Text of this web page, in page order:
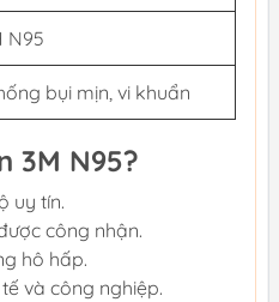
N95
bụi mịn, vi khuẩn
3M N95?
uy tín.
công nhận.
hô hấp.
và công nghiệp.